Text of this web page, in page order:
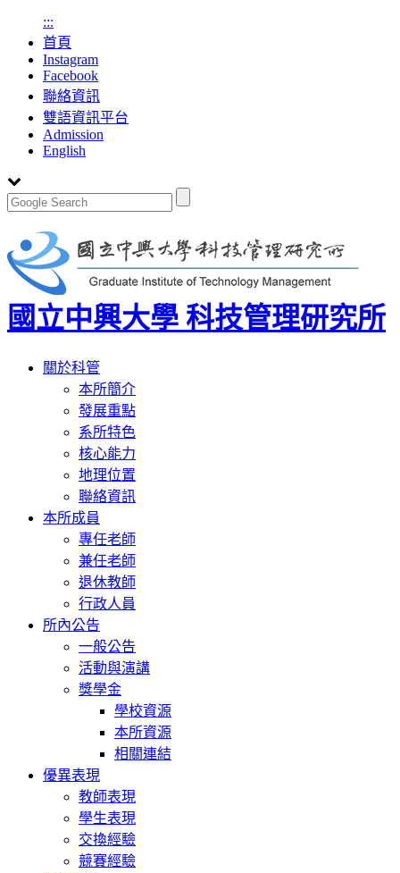
:::
首頁
Instagram
Facebook
聯絡資訊
雙語資訊平台
Admission
English
國立中興大學 科技管理研究所
Toggle
navigation
關於科管
本所簡介
發展重點
系所特色
核心能力
地理位置
聯絡資訊
本所成員
專任老師
兼任老師
退休教師
行政人員
所內公告
一般公告
活動與演講
獎學金
學校資源
本所資源
相關連結
優異表現
教師表現
學生表現
交換經驗
競賽經驗